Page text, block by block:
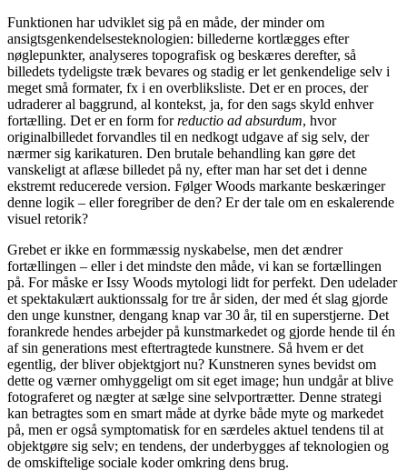
Funktionen har udviklet sig på en måde, der minder om
ansigtsgenkendelsesteknologien: billederne kortlægges efter
nøglepunkter, analyseres topografisk og beskæres derefter, så
billedets tydeligste træk bevares og stadig er let genkendelige selv i
meget små formater, fx i en overbliksliste. Det er en proces, der
udraderer al baggrund, al kontekst, ja, for den sags skyld enhver
fortælling. Det er en form forreductio ad absurdum, hvor
originalbilledet forvandles til en nedkogt udgave af sig selv, der
nærmer sig karikaturen. Den brutale behandling kan gøre det
vanskeligt at aflæse billedet på ny, efter man har set det i denne
ekstremt reducerede version. Følger Woods markante beskæringer
denne logik – eller foregriber de den? Er der tale om en eskalerende
visuel retorik?
Grebet er ikke en formmæssig nyskabelse, men det ændrer
fortællingen – eller i det mindste den måde, vi kan se fortællingen
på. For måske er Issy Woods mytologi lidt for perfekt. Den udelader
et spektakulært auktionssalg for tre år siden, der med ét slag gjorde
den unge kunstner, dengang knap var 30 år, til en superstjerne. Det
forankrede hendes arbejder på kunstmarkedet og gjorde hende til én
af sin generations mest eftertragtede kunstnere. Så hvem er det
egentlig, der bliver objektgjort nu? Kunstneren synes bevidst om
dette og værner omhyggeligt om sit eget image; hun undgår at blive
fotograferet og nægter at sælge sine selvportrætter. Denne strategi
kan betragtes som en smart måde at dyrke både myte og markedet
på, men er også symptomatisk for en særdeles aktuel tendens til at
objektgøre sig selv; en tendens, der underbygges af teknologien og
de omskiftelige sociale koder omkring dens brug.